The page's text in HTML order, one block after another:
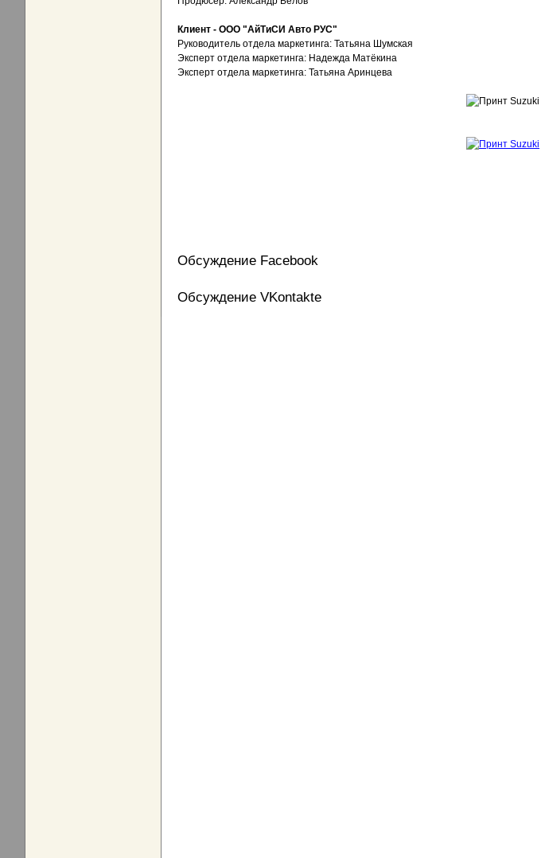
Клиент - ООО "АйТиСИ Авто РУС"
Руководитель отдела маркетинга: Татьяна Шумская
Эксперт отдела маркетинга: Надежда Матёкина
Эксперт отдела маркетинга: Татьяна Аринцева
Обсуждение Facebook
Обсуждение VKontakte